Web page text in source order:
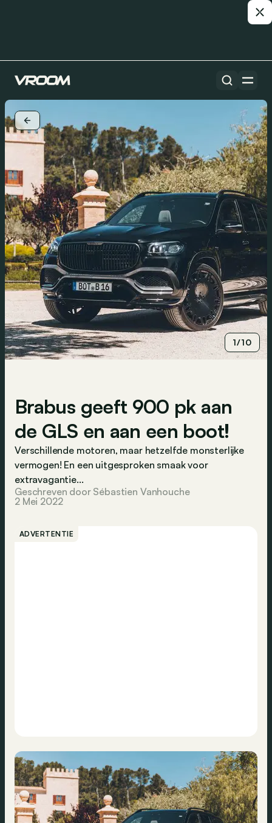
1/10
Brabus geeft 900 pk aan
de GLS en aan een boot!
Verschillende motoren, maar hetzelfde monsterlijke
vermogen! En een uitgesproken smaak voor
extravagantie...
Geschreven door Sébastien Vanhouche
2 Mei 2022
ADVERTENTIE